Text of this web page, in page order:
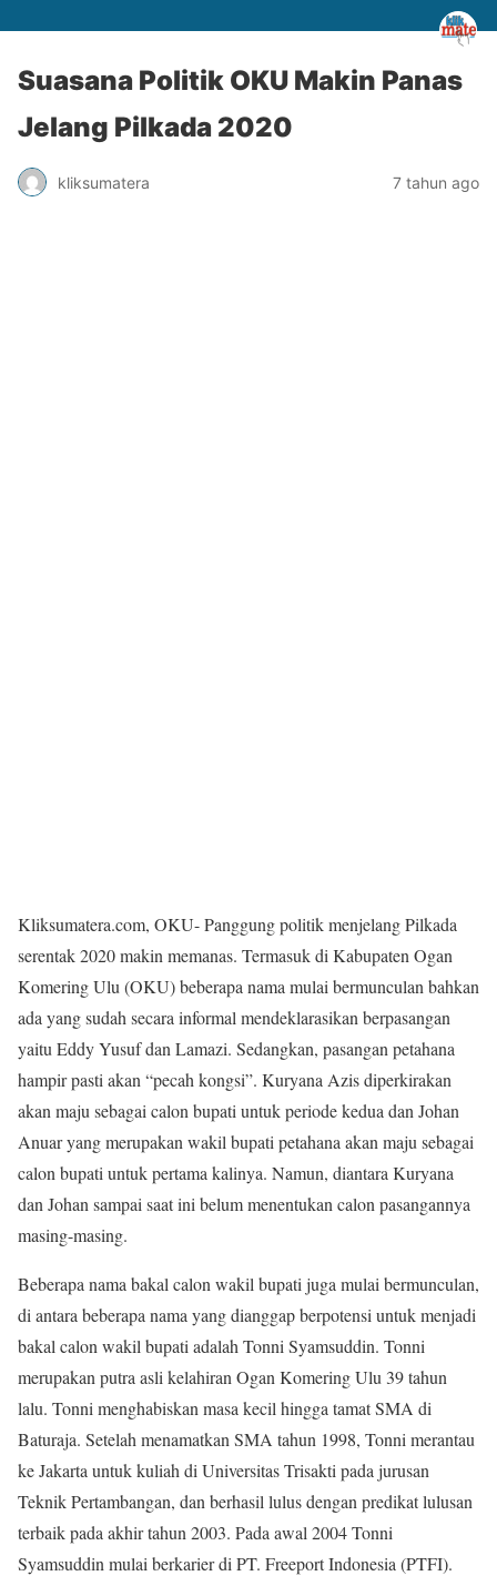
Suasana Politik OKU Makin Panas
Jelang Pilkada 2020
kliksumatera 7 tahun ago
Kliksumatera.com, OKU- Panggung politik menjelang Pilkada
serentak 2020 makin memanas. Termasuk di Kabupaten Ogan
Komering Ulu (OKU) beberapa nama mulai bermunculan bahkan
ada yang sudah secara informal mendeklarasikan berpasangan
yaitu Eddy Yusuf dan Lamazi. Sedangkan, pasangan petahana
hampir pasti akan “pecah kongsi”. Kuryana Azis diperkirakan
akan maju sebagai calon bupati untuk periode kedua dan Johan
Anuar yang merupakan wakil bupati petahana akan maju sebagai
calon bupati untuk pertama kalinya. Namun, diantara Kuryana
dan Johan sampai saat ini belum menentukan calon pasangannya
masing-masing.
Beberapa nama bakal calon wakil bupati juga mulai bermunculan,
di antara beberapa nama yang dianggap berpotensi untuk menjadi
bakal calon wakil bupati adalah Tonni Syamsuddin. Tonni
merupakan putra asli kelahiran Ogan Komering Ulu 39 tahun
lalu. Tonni menghabiskan masa kecil hingga tamat SMA di
Baturaja. Setelah menamatkan SMA tahun 1998, Tonni merantau
ke Jakarta untuk kuliah di Universitas Trisakti pada jurusan
Teknik Pertambangan, dan berhasil lulus dengan predikat lulusan
terbaik pada akhir tahun 2003. Pada awal 2004 Tonni
Syamsuddin mulai berkarier di PT. Freeport Indonesia (PTFI).